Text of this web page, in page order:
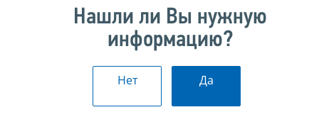
Нашли ли Вы нужную
информацию?
Нет Да